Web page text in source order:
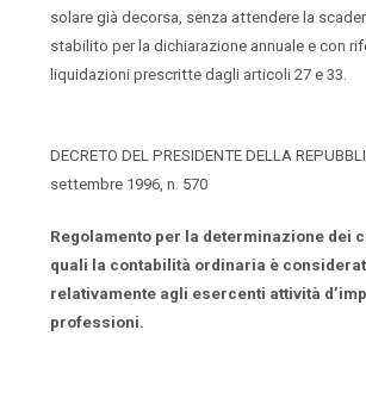
solare già decorsa, senza attendere la
stabilito per la dichiarazione annuale e con
liquidazioni prescritte dagli articoli 27 e 33.
DECRETO DEL PRESIDENTE DELLA
settembre 1996, n. 570
Regolamento per la determinazione dei
quali la contabilità ordinaria è
relativamente agli esercenti attività
professioni.